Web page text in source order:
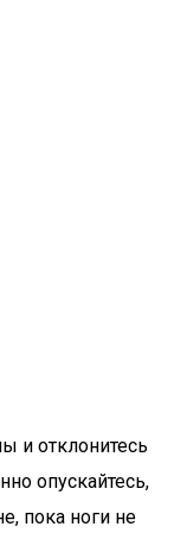
и отклонитесь
опускайтесь,
пока ноги не